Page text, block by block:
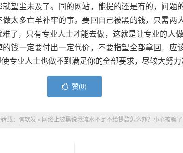
望尘未及了。同的网站，能提的还是有的，问题
太多亡羊补牢的事。要回自己被黑的钱，只需两
了，只有专业人士才能去做，这就是让专业的人
钱一定要付出一定代价，不要指望全部拿回，应
专业人士也做不到满足你的全部要求，尽较大努力
赞(0)
载： 信软发 » 网络上被黑说我流水不足不给提款怎么办？小心被骗了